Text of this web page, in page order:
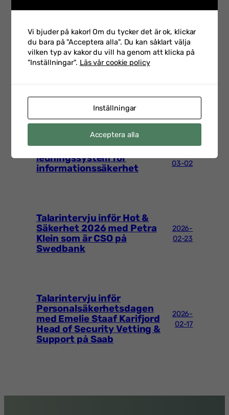
FLER INLÄGG
Polismyndigheten – en av
våra talare på IT-rättsforum
2026-
Att införa ett
ledningssystem för
informationssäkerhet
03-02
Talarintervju inför Hot &
Säkerhet 2026 med Petra
Klein som är CSO på
Swedbank
2026-
02-23
Talarintervju inför
Personalsäkerhetsdagen
med Emelie Staaf Karifjord
Head of Security Vetting &
Support på Saab
2026-
02-17
Vi bjuder på kakor! Om du tycker det är ok, klickar
du bara på "Acceptera alla". Du kan såklart välja
vilken typ av kakor du vill ha genom att klicka på
"Inställningar". Läs vår cookie policy
Inställningar
Acceptera alla